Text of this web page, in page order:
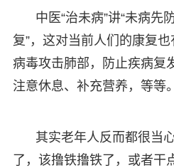
中医“治未病”讲“未病先
复”，这对当前人们的康复
病毒攻击肺部，防止疾病复
注意休息、补充营养，等等。
其实老年人反而都很当
了，该撸铁撸铁了，或者干